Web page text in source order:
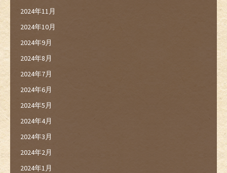
2024年11月
2024年10月
2024年9月
2024年8月
2024年7月
2024年6月
2024年5月
2024年4月
2024年3月
2024年2月
2024年1月